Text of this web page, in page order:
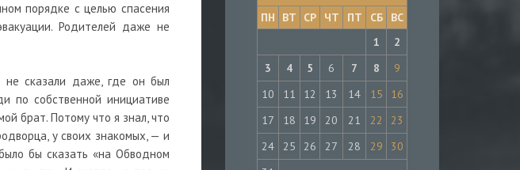
порядке с целью спасения
Родителей даже не
сказали даже, где он был
по собственной инициативе
брат. Потому что я знал, что
у своих знакомых, — и
бы сказать «на Обводном
ПН
ВТ СР ЧТ ПТ СБ
ВС
1
2
3
4 5 6 7 8
9
10
11 12 13 14 15
16
17
18 19 20 21 22
23
24
25 26 27 28 29
30